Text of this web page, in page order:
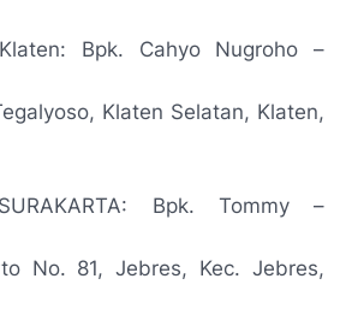
Bpk. Cahyo Nugroho –
Klaten Selatan, Klaten,
Bpk. Tommy –
No. 81, Jebres, Kec. Jebres,